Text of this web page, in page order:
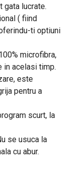
gata lucrate.
( fiind
ti optiuni
microfibra,
in acelasi timp.
este
pentru a
scurt, la
se usuca la
cu abur.